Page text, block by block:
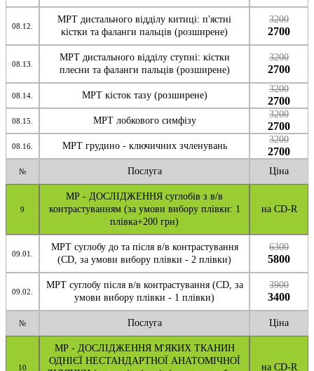
08.12.
МРТ дистального відділу китиці: п'ястні
кістки та фаланги пальців (розширене)
3200
2700
08.13.
МРТ дистального відділу ступні: кістки
плесни та фаланги пальців (розширене)
3200
2700
08.14. МРТ кісток тазу (розширене)
3200
2700
08.15. МРТ лобкового симфізу
3200
2700
08.16. МРТ грудино - ключичних зчленувань
3200
2700
№ Послуга Ціна
9
МР - ДОСЛІДЖЕННЯ суглобів з в/в
контрастуванням (за умови вибору плівки: 1
плівка+200 грн)
на CD-R
09.01.
МРТ суглобу до та після в/в контрастування
(CD, за умови вибору плівки - 2 плівки)
6300
5800
09.02.
МРТ суглобу після в/в контрастування (CD, за
умови вибору плівки - 1 плівки)
3900
3400
№ Послуга Ціна
10
МР - ДОСЛІДЖЕННЯ М'ЯКИХ ТКАНИН
ОДНІЄЇ НЕСТАНДАРТНОЇ АНАТОМІЧНОЇ
на CD-R